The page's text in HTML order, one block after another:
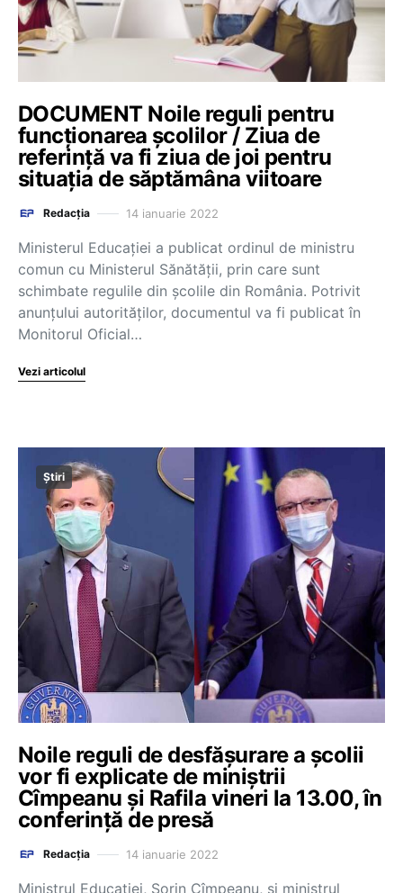
DOCUMENT Noile reguli pentru
funcționarea școlilor / Ziua de
referință va fi ziua de joi pentru
situația de săptămâna viitoare
Redacția 14 ianuarie 2022
Ministerul Educației a publicat ordinul de ministru
comun cu Ministerul Sănătății, prin care sunt
schimbate regulile din școlile din România. Potrivit
anunțului autorităților, documentul va fi publicat în
Monitorul Oficial…
Vezi articolul
Știri
Noile reguli de desfășurare a școlii
vor fi explicate de miniștrii
Cîmpeanu și Rafila vineri la 13.00, în
conferință de presă
Redacția 14 ianuarie 2022
Ministrul Educației, Sorin Cîmpeanu, și ministrul